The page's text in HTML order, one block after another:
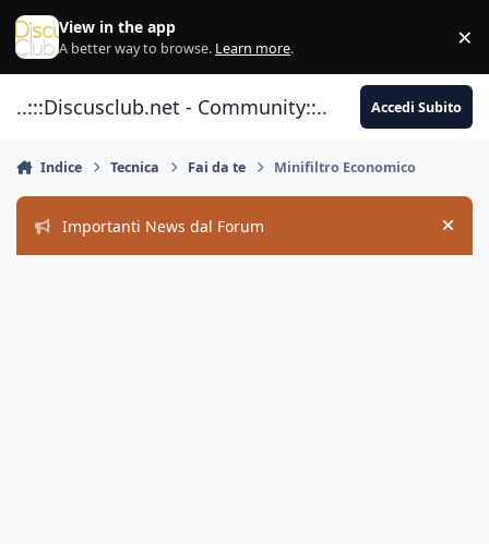
Vai al contenuto
View in the app
A better way to browse. Learn more. ×
..:::Discusclub.net - Community::.. Accedi Subito
Indice Tecnica Fai da te Minifiltro Economico
Importanti News dal Forum Hide